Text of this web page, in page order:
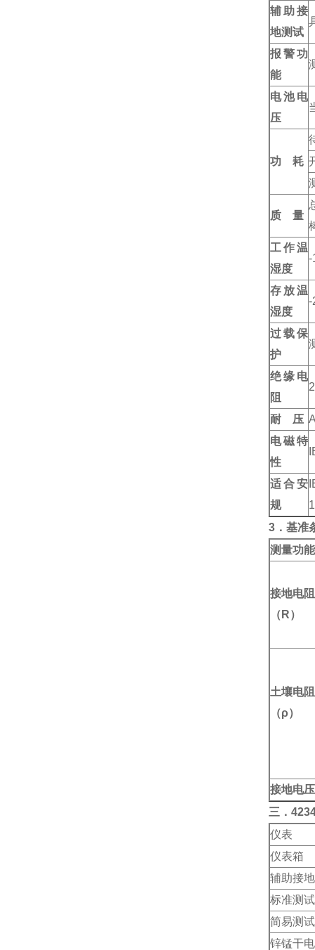
辅助接
地测试
报警功
能
电池电
压
功 耗
质 量
工作温
湿度
-
存放温
湿度
-
过载保
护
绝缘电
阻
耐 压
电磁特
性
适合安
规
3．基准
测量功能
接地电阻
（R）
土壤电
（ρ）
接地电压
三．
仪表
仪表箱
辅助接
标准测
简易测
锌锰干